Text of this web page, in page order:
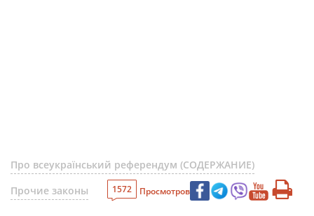
Про всеукраїнський референдум (СОДЕРЖАНИЕ)
Прочие законы
1572 Просмотров